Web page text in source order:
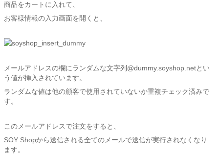
商品をカートに入れて、
お客様情報の入力画面を開くと、
メールアドレスの欄にランダムな文字列@dummy.soyshop.netとい
う値が挿入されています。
ランダムな値は他の顧客で使用されていないか重複チェック済みで
す。
このメールアドレスで注文をすると、
SOY Shopから送信される全てのメールで送信が実行されなくなり
ます。